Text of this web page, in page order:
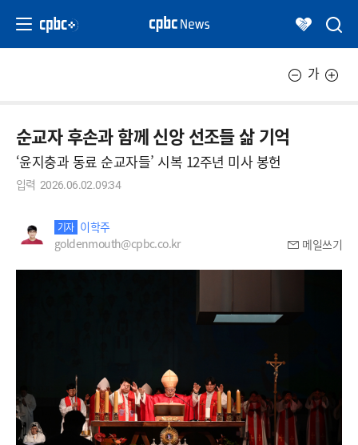
가
순교자 후손과 함께 신앙 선조들 삶 기억
‘윤지충과 동료 순교자들’ 시복 12주년 미사 봉헌
입력 2026.06.02.09:34
기자 이학주
goldenmouth@cpbc.co.kr
메일쓰기